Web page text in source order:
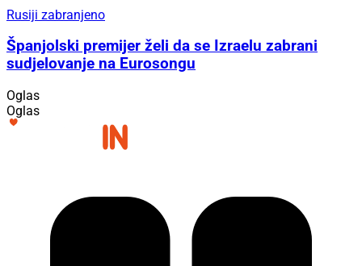
Rusiji zabranjeno
Španjolski premijer želi da se Izraelu zabrani
sudjelovanje na Eurosongu
Oglas
Oglas